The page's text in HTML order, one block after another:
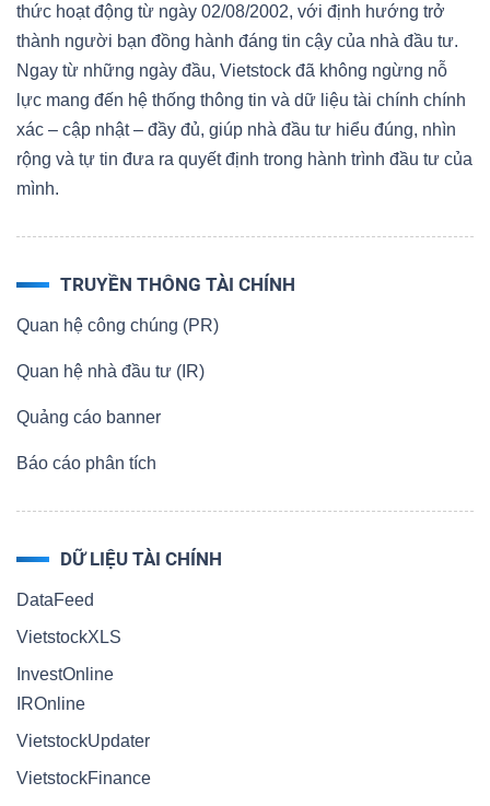
thức hoạt động từ ngày 02/08/2002, với định hướng trở
thành người bạn đồng hành đáng tin cậy của nhà đầu tư.
Ngay từ những ngày đầu, Vietstock đã không ngừng nỗ
lực mang đến hệ thống thông tin và dữ liệu tài chính chính
xác – cập nhật – đầy đủ, giúp nhà đầu tư hiểu đúng, nhìn
rộng và tự tin đưa ra quyết định trong hành trình đầu tư của
mình.
TRUYỀN THÔNG TÀI CHÍNH
Quan hệ công chúng (PR)
Quan hệ nhà đầu tư (IR)
Quảng cáo banner
Báo cáo phân tích
DỮ LIỆU TÀI CHÍNH
DataFeed
VietstockXLS
InvestOnline
IROnline
VietstockUpdater
VietstockFinance